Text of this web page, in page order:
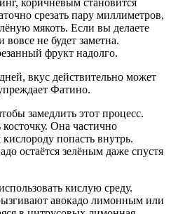
срезать пару миллиметров,
мякоть. Если вы делаете
вовсе не будет заметна.
фрукт надолго.
вкус действительно может
Фатино.
замедлить этот процесс.
Она частично
попасть внутрь.
остаётся зелёным даже спустя
кислую среду.
авокадо лимонным или